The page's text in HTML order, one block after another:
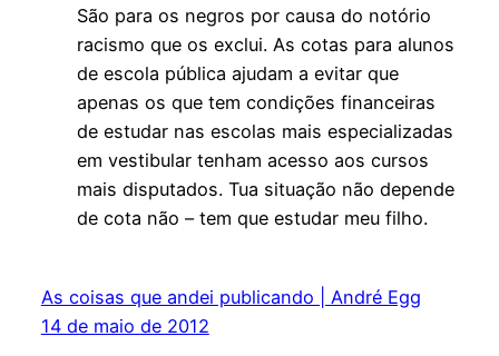
São para os negros por causa do notório
racismo que os exclui. As cotas para alunos
de escola pública ajudam a evitar que
apenas os que tem condições financeiras
de estudar nas escolas mais especializadas
em vestibular tenham acesso aos cursos
mais disputados. Tua situação não depende
de cota não – tem que estudar meu filho.
As coisas que andei publicando | André Egg
14 de maio de 2012